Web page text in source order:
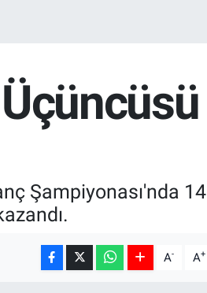
Şampiyonası'nda 14
A- A+